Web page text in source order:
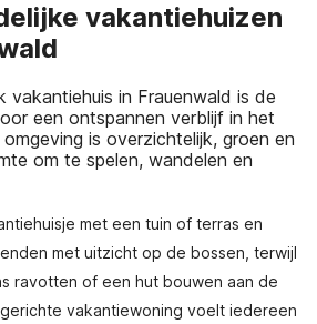
vakantiehuizen
vakantiehuis in Frauenwald is de
een ontspannen verblijf in het
is overzichtelijk, groen en
om te spelen, wandelen en
met een tuin of terras en
met uitzicht op de bossen, terwijl
ravotten of een hut bouwen aan de
vakantiewoning voelt iedereen